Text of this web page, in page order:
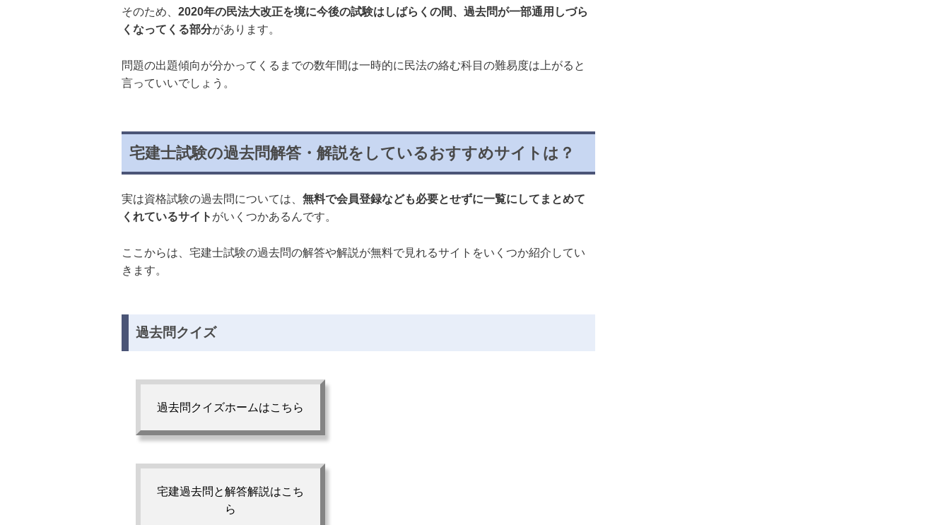
そのため、 2020年の民法大改正を境に今後の試験はしばらくの間、過去問が一部通用しづら
くなってくる部分があります。
問題の出題傾向が分かってくるまでの数年間は一時的に民法の絡む科目の難易度は上がると
言っていいでしょう。
宅建士試験の過去問解答・解説をしているおすすめサイトは？
実は資格試験の過去問については、 無料で会員登録なども必要とせずに一覧にしてまとめて
くれているサイト がいくつかあるんです。
ここからは、宅建士試験の過去問の解答や解説が無料で見れるサイトをいくつか紹介してい
きます。
過去問クイズ
過去問クイズホームはこちら
宅建過去問と解答解説はこち
ら